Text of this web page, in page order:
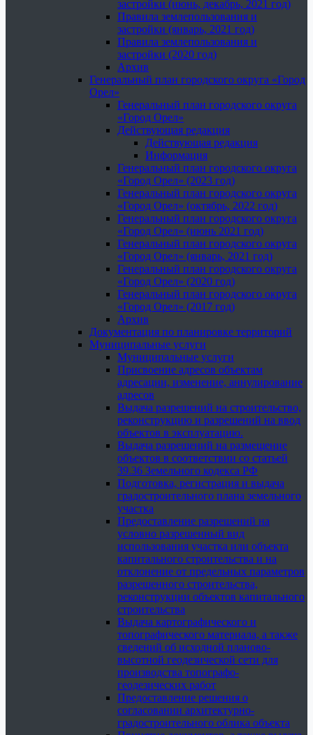
застройки (июнь, декабрь, 2021 год)
Правила землепользования и
застройки (январь, 2021 год)
Правила землепользования и
застройки (2020 год)
Архив
Генеральный план городского округа «Город
Орел»
Генеральный план городского округа
«Город Орел»
Действующая редакция
Действующая редакция
Информация
Генеральный план городского округа
«Город Орел» (2023 год)
Генеральный план городского округа
«Город Орел» (октябрь, 2022 год)
Генеральный план городского округа
«Город Орел» (июнь 2021 год)
Генеральный план городского округа
«Город Орел» (январь, 2021 год)
Генеральный план городского округа
«Город Орел» (2020 год)
Генеральный план городского округа
«Город Орел» (2017 год)
Архив
Документация по планировке территорий
Муниципальные услуги
Муниципальные услуги
Присвоение адресов объектам
адресации, изменение, аннулирование
адресов
Выдача разрешений на строительство,
реконструкцию и разрешений на ввод
объектов в эксплуатацию.
Выдача разрешений на размещение
объектов в соответствии со статьей
39.36 Земельного кодекса РФ
Подготовка, регистрация и выдача
градостроительного плана земельного
участка
Предоставление разрешений на
условно разрешенный вид
использования участка или объекта
капитального строительства и на
отклонение от предельных параметров
разрешенного строительства,
реконструкции объектов капитального
строительства
Выдача картографического и
топографического материала, а также
сведений об исходной планово-
высотной геодезической сети для
производства топографо-
геодезических работ
Предоставление решения о
согласовании архитектурно-
градостроительного облика объекта